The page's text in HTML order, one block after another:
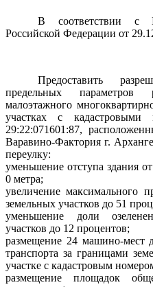
В соответствии с
Российской Федерации от
Предоставить
предельных параметров
малоэтажного
участках с кадастровыми
29:22:071601:87,
Варавино-Фактория г.
переулку:
уменьшение отступа здания
0 метра;
увеличение максимального
земельных участков до 51
уменьшение доли
участков до 12 процентов;
размещение 24 машино-мест
транспорта за границами
участке с кадастровым
размещение площадок